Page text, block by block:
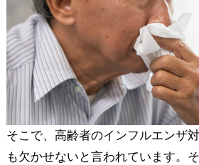
そこで、高齢者のインフルエンザ
も欠かせないと言われています。